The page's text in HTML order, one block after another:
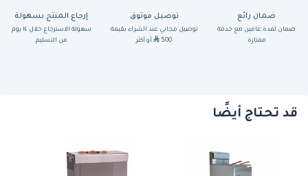
ضمان رائع
ضمان لمدة عامين مع خدمة
ممتازة
توصيل موثوق
توصيل مجاني عند الشراء بقيمة
500
أو أكثر
إرجاع المنتج بسهولة
سهولة الاسترجاع خلال ١٤ يوم
من التسليم
قد تحتاج أيضًا